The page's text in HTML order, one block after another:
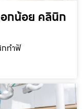
กน้อย คลินิก
ทำฟั